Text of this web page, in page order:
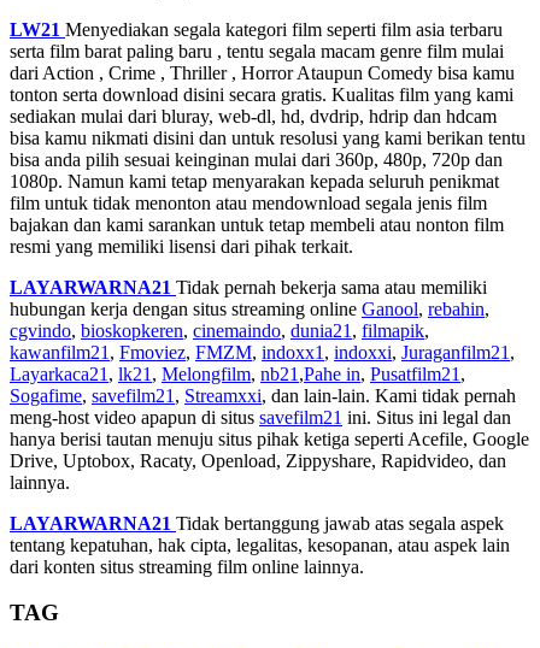
LW21 Menyediakan segala kategori film seperti film asia terbaru
serta film barat paling baru , tentu segala macam genre film mulai
dari Action , Crime , Thriller , Horror Ataupun Comedy bisa kamu
tonton serta download disini secara gratis. Kualitas film yang kami
sediakan mulai dari bluray, web-dl, hd, dvdrip, hdrip dan hdcam
bisa kamu nikmati disini dan untuk resolusi yang kami berikan tentu
bisa anda pilih sesuai keinginan mulai dari 360p, 480p, 720p dan
1080p. Namun kami tetap menyarakan kepada seluruh penikmat
film untuk tidak menonton atau mendownload segala jenis film
bajakan dan kami sarankan untuk tetap membeli atau nonton film
resmi yang memiliki lisensi dari pihak terkait.
LAYARWARNA21 Tidak pernah bekerja sama atau memiliki
hubungan kerja dengan situs streaming online Ganool, rebahin,
cgvindo, bioskopkeren, cinemaindo, dunia21 , filmapik,
kawanfilm21 , Fmoviez, FMZM, indoxx1 , indoxxi, Juraganfilm21 ,
Layarkaca21 , lk21 , Melongfilm, nb21 ,Pahe in, Pusatfilm21 ,
Sogafime, savefilm21 , Streamxxi, dan lain-lain. Kami tidak pernah
meng-host video apapun di situs savefilm21 ini. Situs ini legal dan
hanya berisi tautan menuju situs pihak ketiga seperti Acefile, Google
Drive, Uptobox, Racaty, Openload, Zippyshare, Rapidvideo, dan
lainnya.
LAYARWARNA21 Tidak bertanggung jawab atas segala aspek
tentang kepatuhan, hak cipta, legalitas, kesopanan, atau aspek lain
dari konten situs streaming film online lainnya.
TAG